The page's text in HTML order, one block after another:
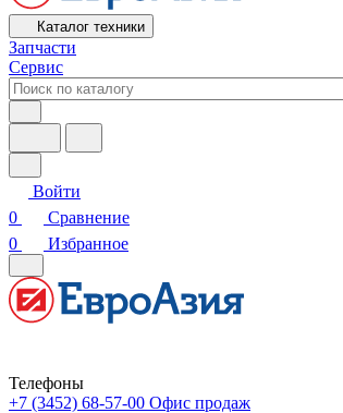
Каталог техники
Запчасти
Сервис
Войти
0
Сравнение
0
Избранное
Телефоны
+7 (3452) 68-57-00 Офис продаж